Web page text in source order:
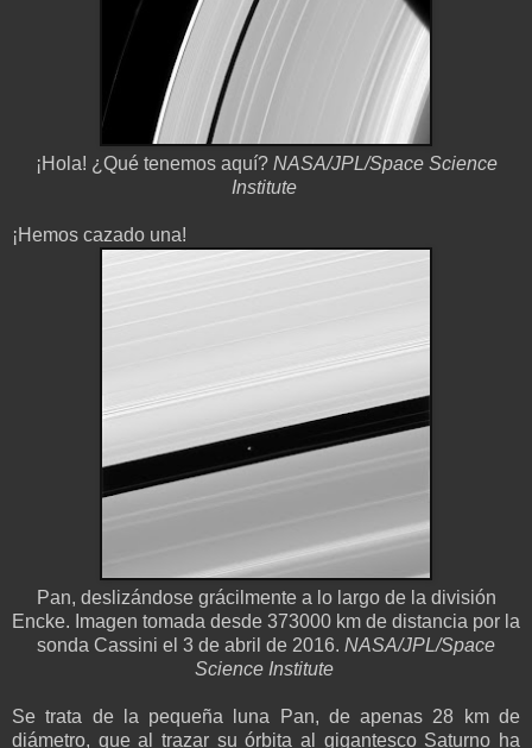
¡Hola! ¿Qué tenemos aquí? NASA/JPL/Space Science
Institute
¡Hemos cazado una!
Pan, deslizándose grácilmente a lo largo de la división
Encke. Imagen tomada desde 373000 km de distancia por la
sonda Cassini el 3 de abril de 2016. NASA/JPL/Space
Science Institute
Se trata de la pequeña luna Pan, de apenas 28 km de
diámetro, que al trazar su órbita al gigantesco Saturno ha